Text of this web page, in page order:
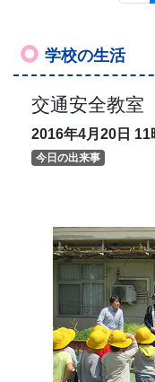
学校の生活
交通安全教室
2016年4月20日 11
今日の出来事